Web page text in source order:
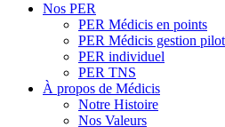
Nos PER
PER Médicis en points
PER Médicis gestion
PER individuel
PER TNS
À propos de Médicis
Notre Histoire
Nos Valeurs